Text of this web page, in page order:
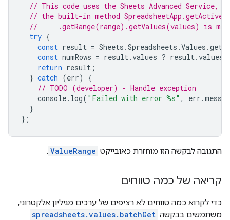
// This code uses the Sheets Advanced Service,
// the built-in method
//     .getRange(range).getValues(values) is
try {
const result = Sheets .Spreadsheets .Values .get
const numRows = result.values ? result.values
return result ;
} catch (err)
{
// TODO (developer) - Handle exception
console. log( "Failed with error %s" , err .
}
};
התגובה לבקשה הזו מוחזרת כאובייקט ValueRange
.
קריאה של כמה טווחים
כדי לקרוא כמה טווחים לא רציפים של ערכים מגיליון אלקטרוני,
משתמשים בבקשה spreadsheets.values.batchGet